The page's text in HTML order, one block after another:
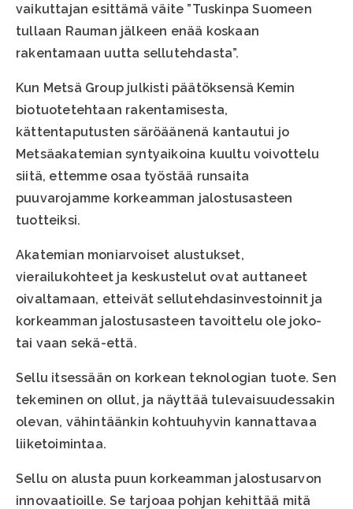
vaikuttajan esittämä väite ”Tuskinpa Suomeen
tullaan Rauman jälkeen enää koskaan
rakentamaan uutta sellutehdasta”.
Kun Metsä Group julkisti päätöksensä Kemin
biotuotetehtaan rakentamisesta,
kättentaputusten säröäänenä kantautui jo
Metsäakatemian syntyaikoina kuultu voivottelu
siitä, ettemme osaa työstää runsaita
puuvarojamme korkeamman jalostusasteen
tuotteiksi.
Akatemian moniarvoiset alustukset,
vierailukohteet ja keskustelut ovat auttaneet
oivaltamaan, etteivät sellutehdasinvestoinnit ja
korkeamman jalostusasteen tavoittelu ole joko-
tai vaan sekä-että.
Sellu itsessään on korkean teknologian tuote. Sen
tekeminen on ollut, ja näyttää tulevaisuudessakin
olevan, vähintäänkin kohtuuhyvin kannattavaa
liiketoimintaa.
Sellu on alusta puun korkeamman jalostusarvon
innovaatioille. Se tarjoaa pohjan kehittää mitä